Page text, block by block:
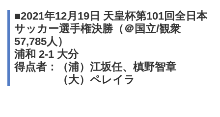
■2021年12月19日 天皇杯第101回全日本
サッカー選手権決勝（＠国立/観衆
57,785人）
浦和 2-1 大分
得点者：（浦）江坂任、槙野智章
（大）ペレイラ